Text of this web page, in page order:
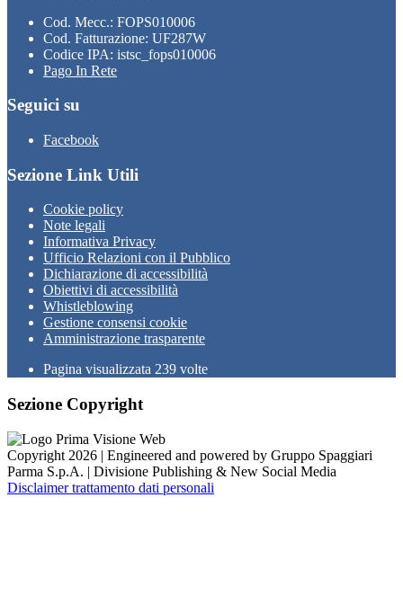
Cod. Mecc.: FOPS010006
Cod. Fatturazione: UF287W
Codice IPA: istsc_fops010006
Pago In Rete
Seguici su
Facebook
Sezione Link Utili
Cookie policy
Note legali
Informativa Privacy
Ufficio Relazioni con il Pubblico
Dichiarazione di accessibilità
Obiettivi di accessibilità
Whistleblowing
Gestione consensi cookie
Amministrazione trasparente
Pagina visualizzata 239 volte
Sezione Copyright
Copyright 2026 | Engineered and powered by Gruppo Spaggiari
Parma S.p.A. | Divisione Publishing & New Social Media
Disclaimer trattamento dati personali